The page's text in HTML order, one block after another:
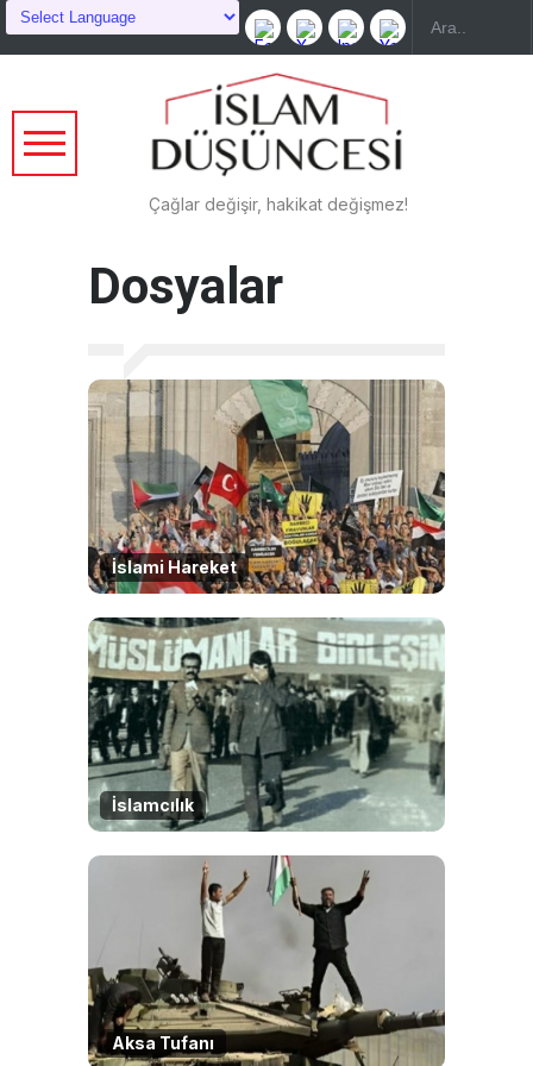
Çağlar değişir, hakikat değişmez!
Dosyalar
İslami Hareket
İslamcılık
Aksa Tufanı